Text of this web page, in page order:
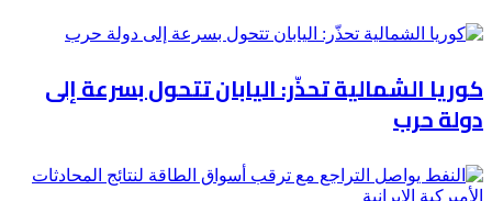
كوريا الشمالية تحذّر: اليابان تتحول بسرعة إلى
دولة حرب